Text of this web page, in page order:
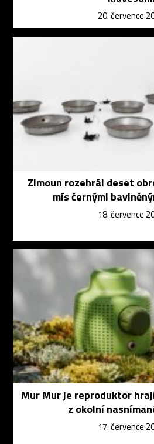
20. července
Zimoun rozehrál deset
mís černými
18. července
Mur Mur je reproduktor
z okolní
17. července